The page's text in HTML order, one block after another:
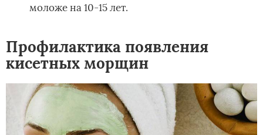
моложе на 10-15 лет.
Профилактика появления
кисетных морщин